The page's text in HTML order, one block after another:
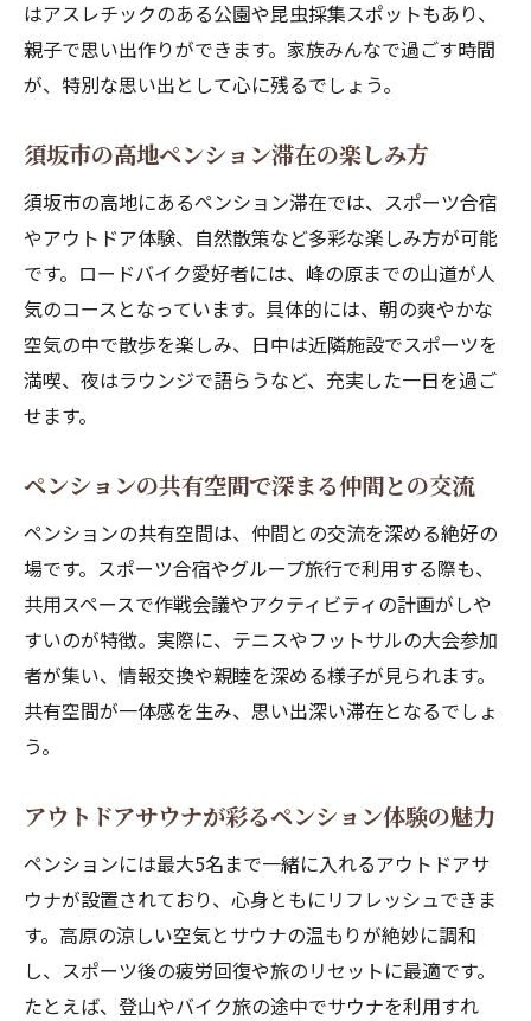
峰の原高原で味わうサウナの贅沢な時間
スポーツ合宿や登山拠点にも最適な高地の宿
用
ン
高地ならではの涼しさが運動に最適な理由
近隣のコート施設が充実するペンション周
辺
大会利用も多いペンションの人気ポイント
ペンションの共有空間で子供と昆虫採集体
験
仲間と楽しむペンションのアスレチック公
園
ファミリーに嬉しいペンションの過ごし方
提案
共有エリアで生まれる親子の思い出作り
紹介
高原の涼しさに癒やされるペンション滞在術
ペンションで味わう夏でも快適な高原の魅
力
涼しい高地のペンションでの過ごし方の工
はアスレチックのある公園や昆虫採集スポットもあり、
親子で思い出作りができます。家族みんなで過ごす時間
が、特別な思い出として心に残るでしょう。
須坂市の高地ペンション滞在の楽しみ方
須坂市の高地にあるペンション滞在では、スポーツ合宿
やアウトドア体験、自然散策など多彩な楽しみ方が可能
です。ロードバイク愛好者には、峰の原までの山道が人
気のコースとなっています。具体的には、朝の爽やかな
空気の中で散歩を楽しみ、日中は近隣施設でスポーツを
満喫、夜はラウンジで語らうなど、充実した一日を過ご
せます。
ペンションの共有空間で深まる仲間との交流
ペンションの共有空間は、仲間との交流を深める絶好の
場です。スポーツ合宿やグループ旅行で利用する際も、
共用スペースで作戦会議やアクティビティの計画がしや
すいのが特徴。実際に、テニスやフットサルの大会参加
者が集い、情報交換や親睦を深める様子が見られます。
共有空間が一体感を生み、思い出深い滞在となるでしょ
う。
アウトドアサウナが彩るペンション体験の魅力
ペンションには最大5名まで一緒に入れるアウトドアサ
ウナが設置されており、心身ともにリフレッシュできま
す。高原の涼しい空気とサウナの温もりが絶妙に調和
し、スポーツ後の疲労回復や旅のリセットに最適です。
たとえば、登山やバイク旅の途中でサウナを利用すれ